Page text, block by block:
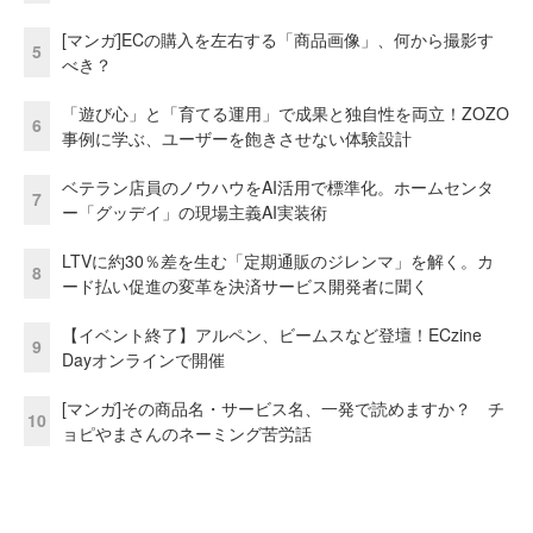
5
[マンガ]ECの購入を左右する「商品画像」、何から撮影す
べき？
6
「遊び心」と「育てる運用」で成果と独自性を両立！ZOZO
事例に学ぶ、ユーザーを飽きさせない体験設計
7
ベテラン店員のノウハウをAI活用で標準化。ホームセンタ
ー「グッデイ」の現場主義AI実装術
8
LTVに約30％差を生む「定期通販のジレンマ」を解く。カ
ード払い促進の変革を決済サービス開発者に聞く
9
【イベント終了】アルペン、ビームスなど登壇！ECzine
Dayオンラインで開催
10
[マンガ]その商品名・サービス名、一発で読めますか？ チ
ョピやまさんのネーミング苦労話